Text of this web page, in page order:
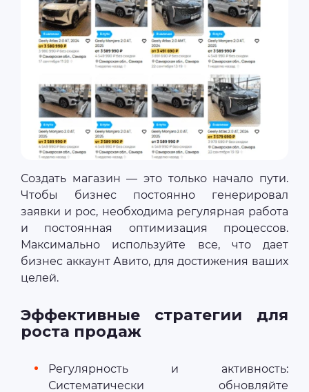
Создать магазин — это только начало пути.
Чтобы бизнес постоянно генерировал
заявки и рос, необходима регулярная работа
и постоянная оптимизация процессов.
Максимально используйте все, что дает
бизнес аккаунт Авито, для достижения ваших
целей.
Эффективные стратегии для
роста продаж
Регулярность и активность:
Систематически обновляйте